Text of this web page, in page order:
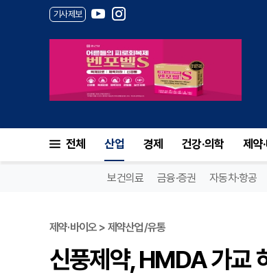
기사제보
전체 산업 경제 건강·의학 제약
보건의료 금융·증권 자동차·항공
제약·바이오 > 제약산업/유통
신풍제약, HMDA 가교